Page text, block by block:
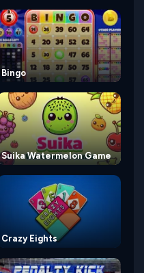
Bingo
Suika Watermelon Game
Crazy Eights